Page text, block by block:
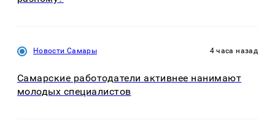
Новости Самары 4 часа назад
Самарские работодатели активнее нанимают
молодых специалистов